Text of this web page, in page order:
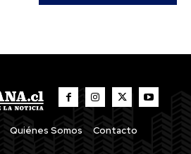
Quiénes Somos Contacto